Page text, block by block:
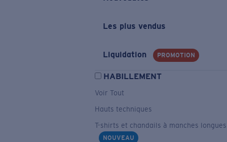
Les plus vendus
Liquidation PROMOTION
HABILLEMENT
Voir Tout
Hauts techniques
T-shirts et chandails à manches longues
NOUVEAU